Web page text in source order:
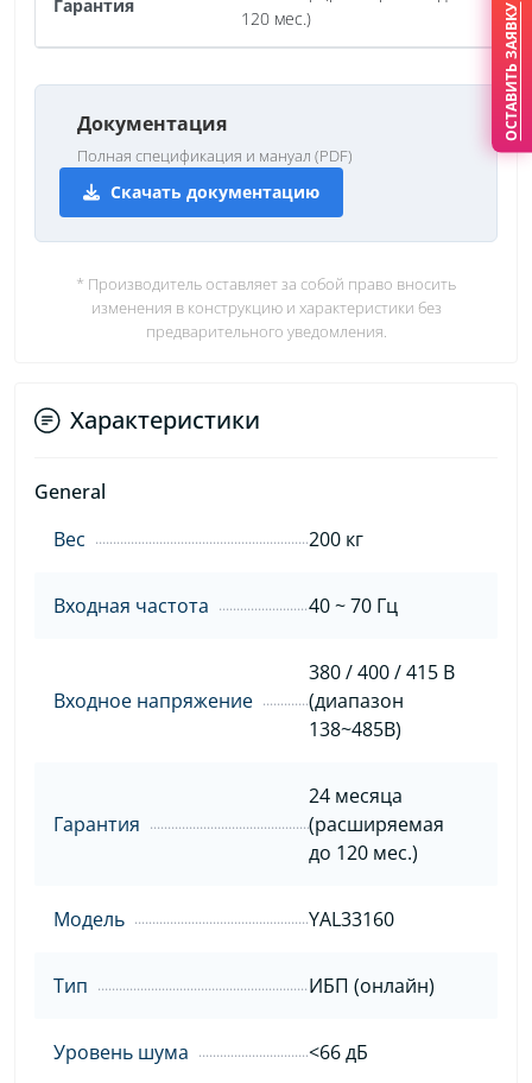
Гарантия
120 мес.)
Документация
Полная спецификация и мануал (PDF)
Скачать документацию
* Производитель оставляет за собой право вносить
изменения в конструкцию и характеристики без
предварительного уведомления.
Характеристики
General
Вес
200 кг
Входная частота 40 ~ 70 Гц
Входное напряжение
380 / 400 / 415 В
(диапазон
138~485В)
Гарантия
24 месяца
(расширяемая
до 120 мес.)
Модель YAL33160
Тип ИБП (онлайн)
Уровень шума <66 дБ
ОСТАВИТЬ ЗАЯВКУ